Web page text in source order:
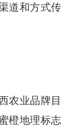
道和方式传
农业品牌目
橙地理标志